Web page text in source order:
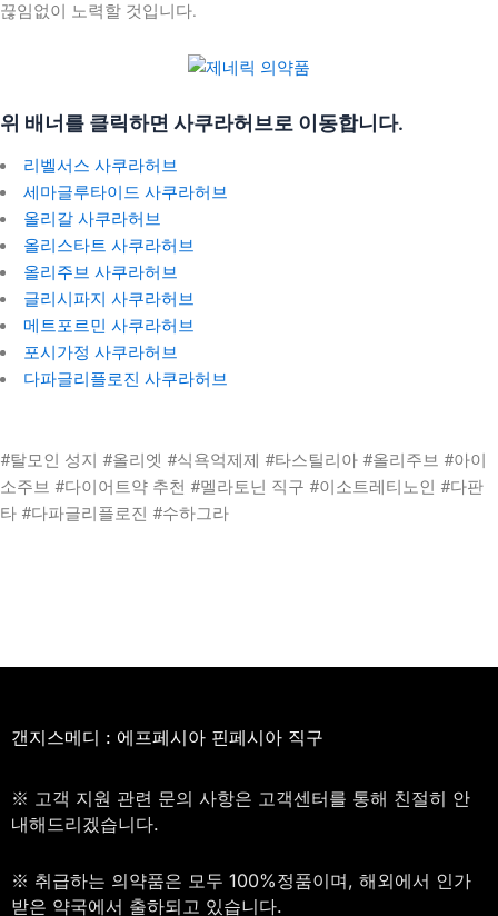
끊임없이 노력할 것입니다.
위 배너를 클릭하면 사쿠라허브로 이동합니다.
리벨서스 사쿠라허브
세마글루타이드 사쿠라허브
올리갈 사쿠라허브
올리스타트 사쿠라허브
올리주브 사쿠라허브
글리시파지 사쿠라허브
메트포르민 사쿠라허브
포시가정 사쿠라허브
다파글리플로진 사쿠라허브
#탈모인 성지 #올리엣 #식욕억제제 #타스틸리아 #올리주브 #아이
소주브 #다이어트약 추천 #멜라토닌 직구 #이소트레티노인 #다판
타 #다파글리플로진 #수하그라
갠지스메디 : 에프페시아 핀페시아 직구
※ 고객 지원 관련 문의 사항은 고객센터를 통해 친절히 안
내해드리겠습니다.
※ 취급하는 의약품은 모두 100%정품이며, 해외에서 인가
받은 약국에서 출하되고 있습니다.